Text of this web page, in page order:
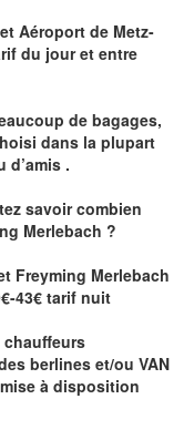
Aéroport de Metz-
du jour et entre
de bagages,
dans la plupart
d’amis .
savoircombien
Merlebach ?
Freyming Merlebach
43€ tarif nuit
berlines et/ou VAN
à disposition